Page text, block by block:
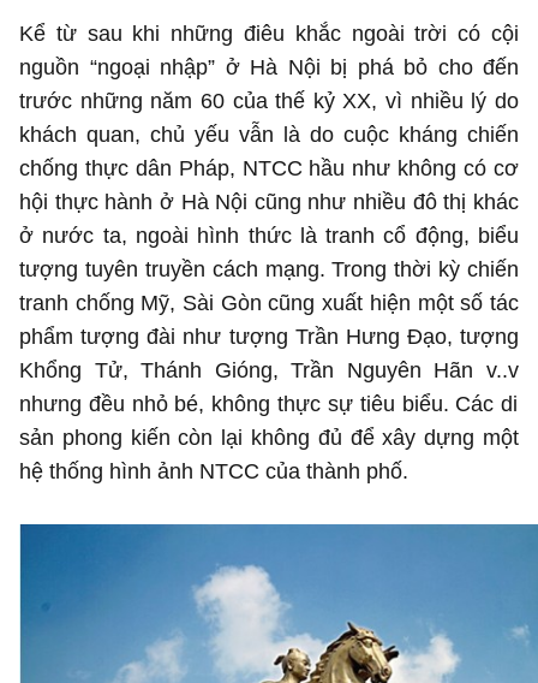
Kể từ sau khi những điêu khắc ngoài trời có cội
nguồn “ngoại nhập” ở Hà Nội bị phá bỏ cho đến
trước những năm 60 của thế kỷ XX, vì nhiều lý do
khách quan, chủ yếu vẫn là do cuộc kháng chiến
chống thực dân Pháp, NTCC hầu như không có cơ
hội thực hành ở Hà Nội cũng như nhiều đô thị khác
ở nước ta, ngoài hình thức là tranh cổ động, biểu
tượng tuyên truyền cách mạng. Trong thời kỳ chiến
tranh chống Mỹ, Sài Gòn cũng xuất hiện một số tác
phẩm tượng đài như tượng Trần Hưng Đạo, tượng
Khổng Tử, Thánh Gióng, Trần Nguyên Hãn v..v
nhưng đều nhỏ bé, không thực sự tiêu biểu. Các di
sản phong kiến còn lại không đủ để xây dựng một
hệ thống hình ảnh NTCC của thành phố.